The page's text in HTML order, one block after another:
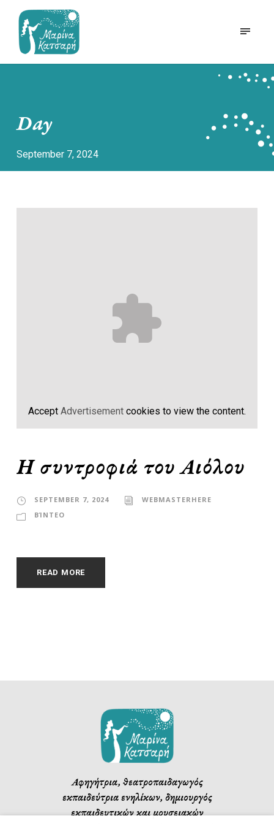
Day
September 7, 2024
Accept Advertisement cookies to view the content.
Η συντροφιά του Αιόλου
SEPTEMBER 7, 2024
WEBMASTERHERE
ΒΊΝΤΕΟ
READ MORE
Αφηγήτρια, θεατροπαιδαγωγός
εκπαιδεύτρια ενηλίκων, δημιουργός
εκπαιδευτικών και μουσειακών